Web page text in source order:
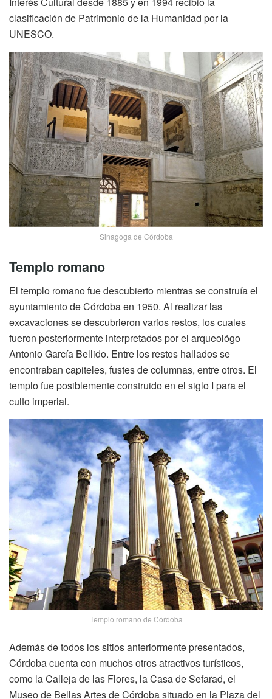
clasificación de Patrimonio de la Humanidad por la
UNESCO.
Sinagoga de Córdoba
Templo romano
El templo romano fue descubierto mientras se construía el
ayuntamiento de Córdoba en 1950. Al realizar las
excavaciones se descubrieron varios restos, los cuales
fueron posteriormente interpretados por el arqueológo
Antonio García Bellido. Entre los restos hallados se
encontraban capiteles, fustes de columnas, entre otros. El
templo fue posiblemente construido en el siglo I para el
culto imperial.
Templo romano de Córdoba
Además de todos los sitios anteriormente presentados,
Córdoba cuenta con muchos otros atractivos turísticos,
como la Calleja de las Flores, la Casa de Sefarad, el
Museo de Bellas Artes de Córdoba situado en la Plaza del